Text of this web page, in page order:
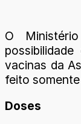
O
vacinas da
feito
Doses